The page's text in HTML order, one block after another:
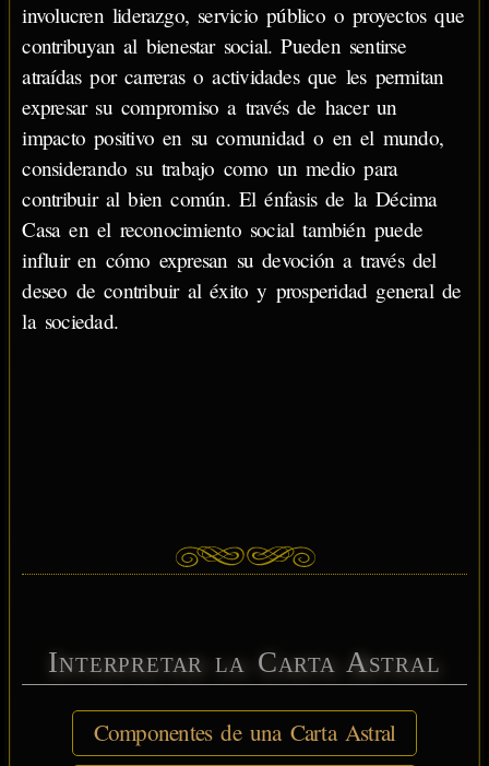
involucren liderazgo, servicio público o proyectos que
contribuyan al bienestar social. Pueden sentirse
atraídas por carreras o actividades que les permitan
expresar su compromiso a través de hacer un
impacto positivo en su comunidad o en el mundo,
considerando su trabajo como un medio para
contribuir al bien común. El énfasis de la Décima
Casa en el reconocimiento social también puede
influir en cómo expresan su devoción a través del
deseo de contribuir al éxito y prosperidad general de
la sociedad.
Interpretar la Carta Astral
Componentes de una Carta Astral